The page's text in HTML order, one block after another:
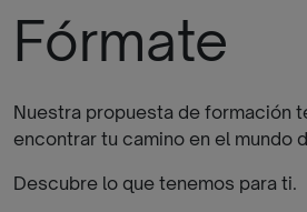
Fórmate
Nuestra propuesta de formación
encontrar tu camino en el mundo
Descubre lo que tenemos para ti.